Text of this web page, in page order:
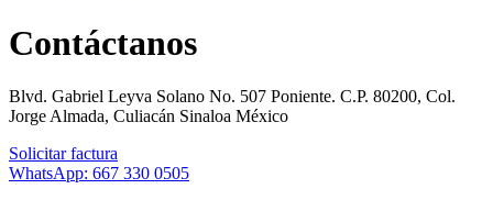
Contáctanos
Blvd. Gabriel Leyva Solano No. 507 Poniente. C.P. 80200, Col.
Jorge Almada, Culiacán Sinaloa México
Solicitar factura
WhatsApp: 667 330 0505